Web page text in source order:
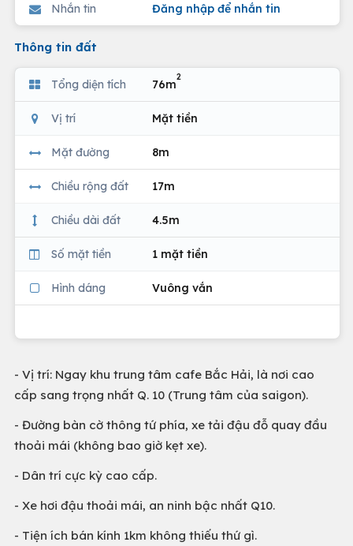
Nhắn tin Đăng nhập để nhắn tin
Thông tin đất
Tổng diện tích 76m
2
Vị trí Mặt tiền
Mặt đường 8m
Chiều rộng đất 17m
Chiều dài đất 4.5m
Số mặt tiền 1 mặt tiền
Hình dáng Vuông vắn
- Vị trí: Ngay khu trung tâm cafe Bắc Hải, là nơi cao
cấp sang trọng nhất Q. 10 (Trung tâm của saigon).
- Đường bàn cờ thông tứ phía, xe tải đậu đỗ quay đầu
thoải mái (không bao giờ kẹt xe).
- Dân trí cực kỳ cao cấp.
- Xe hơi đậu thoải mái, an ninh bậc nhất Q10.
- Tiện ích bán kính 1km không thiếu thứ gì.